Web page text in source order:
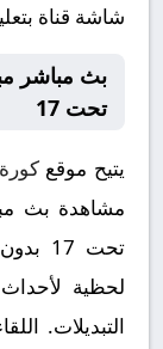
شاشة قناة
تحت 17
يتيح موقع
تحت
لحظية
التبديلات.